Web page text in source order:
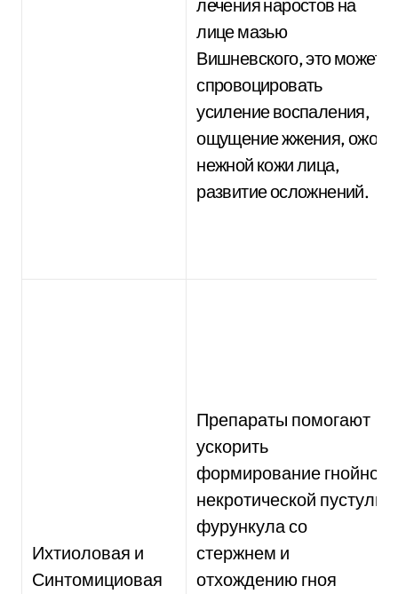
лечения наростов на
лице мазью
Вишневского, это может
спровоцировать
усиление воспаления,
ощущение жжения, ожог
нежной кожи лица,
развитие осложнений.
Ихтиоловая и
Синтомициовая
Препараты помогают
ускорить
формирование гнойно-
некротической пустулы
фурункула со
стержнем и
отхождению гноя